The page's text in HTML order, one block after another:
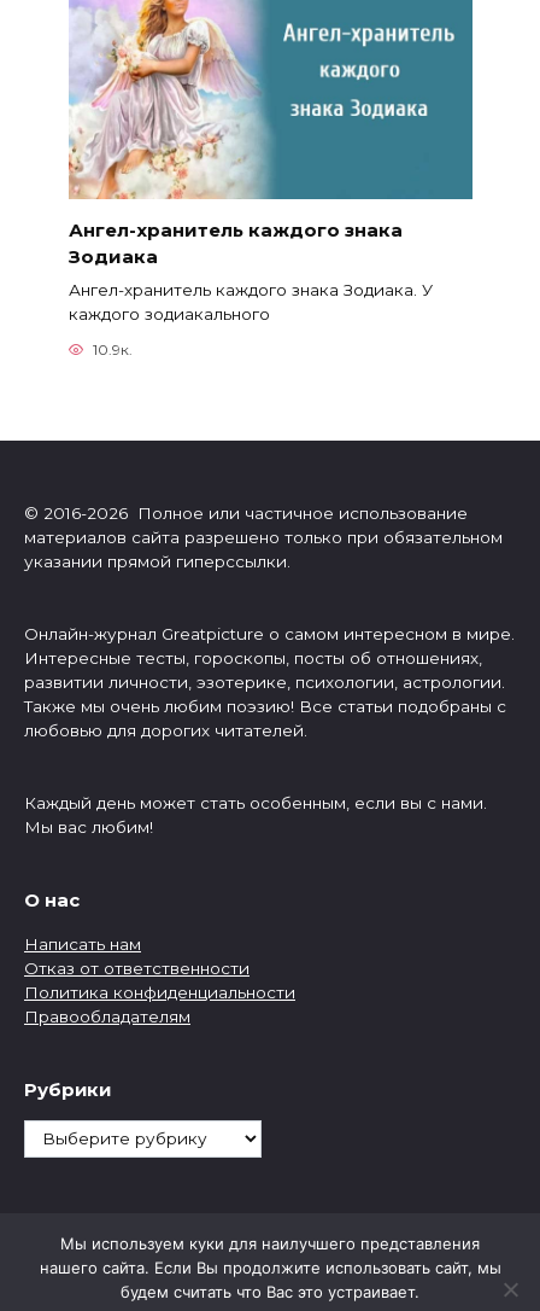
Ангел-хранитель каждого знака
Зодиака
Ангел-хранитель каждого знака Зодиака. У
каждого зодиакального
10.9к.
© 2016-2026 Полное или частичное использование
материалов сайта разрешено только при обязательном
указании прямой гиперссылки.
Онлайн-журнал Greatpicture о самом интересном в мире.
Интересные тесты, гороскопы, посты об отношениях,
развитии личности, эзотерике, психологии, астрологии.
Также мы очень любим поэзию! Все статьи подобраны с
любовью для дорогих читателей.
Каждый день может стать особенным, если вы с нами.
Мы вас любим!
О нас
Написать нам
Отказ от ответственности
Политика конфиденциальности
Правообладателям
Рубрики
Рубрики
Мы используем куки для наилучшего представления
нашего сайта. Если Вы продолжите использовать сайт, мы
будем считать что Вас это устраивает.